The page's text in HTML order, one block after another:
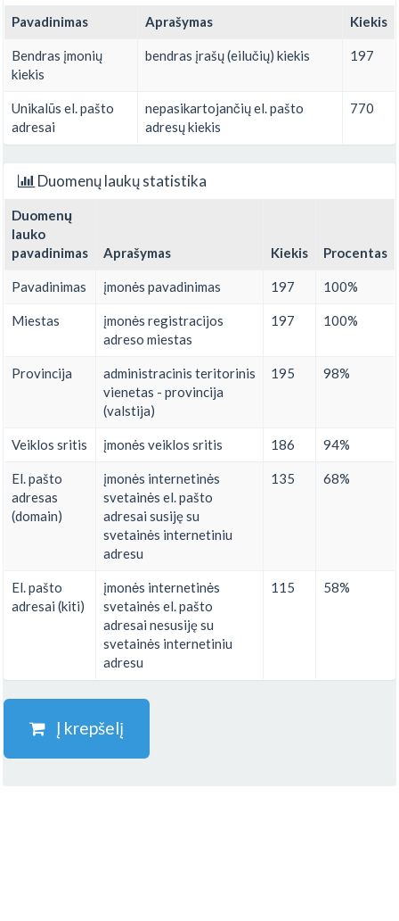
Pavadinimas Aprašymas Kiekis
Bendras įmonių
kiekis
bendras įrašų (eilučių) kiekis 197
Unikalūs el. pašto
adresai
nepasikartojančių el. pašto
adresų kiekis
770
Duomenų laukų statistika
Duomenų
lauko
pavadinimas
Aprašymas Kiekis Procentas
Pavadinimas įmonės pavadinimas 197 100%
Miestas
įmonės registracijos
adreso miestas
197 100%
Provincija
administracinis teritorinis
vienetas - provincija
(valstija)
195 98%
Veiklos sritis įmonės veiklos sritis 186 94%
El. pašto
adresas
(domain)
įmonės internetinės
svetainės el. pašto
adresai susiję su
svetainės internetiniu
adresu
135 68%
El. pašto
adresai (kiti)
įmonės internetinės
svetainės el. pašto
adresai nesusiję su
svetainės internetiniu
adresu
115 58%
Į krepšelį